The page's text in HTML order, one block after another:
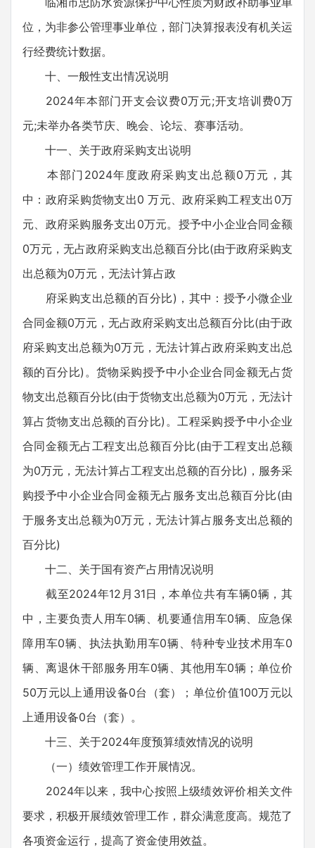
位，为非参公管理事业单位，部门决算报表没有机关运
行经费统计数据。
十、一般性支出情况说明
2024年本部门开支会议费0万元;开支培训费0万
元;未举办各类节庆、晚会、论坛、赛事活动。
十一、关于政府采购支出说明
本部门2024年度政府采购支出总额0万元，其
中：政府采购货物支出0 万元、政府采购工程支出0万
元、政府采购服务支出0万元。授予中小企业合同金额
0万元，无占政府采购支出总额百分比(由于政府采购支
出总额为0万元，无法计算占政
府采购支出总额的百分比)，其中：授予小微企业
合同金额0万元，无占政府采购支出总额百分比(由于政
府采购支出总额为0万元，无法计算占政府采购支出总
额的百分比)。货物采购授予中小企业合同金额无占货
物支出总额百分比(由于货物支出总额为0万元，无法计
算占货物支出总额的百分比)。工程采购授予中小企业
合同金额无占工程支出总额百分比(由于工程支出总额
为0万元，无法计算占工程支出总额的百分比)，服务采
购授予中小企业合同金额无占服务支出总额百分比(由
于服务支出总额为0万元，无法计算占服务支出总额的
百分比)
十二、关于国有资产占用情况说明
截至2024年12月31日，本单位共有车辆0辆，其
中，主要负责人用车0辆、机要通信用车0辆、应急保
障用车0辆、执法执勤用车0辆、特种专业技术用车0
辆、离退休干部服务用车0辆、其他用车0辆；单位价
50万元以上通用设备0台（套）；单位价值100万元以
上通用设备0台（套）。
十三、关于2024年度预算绩效情况的说明
（一）绩效管理工作开展情况。
2024年以来，我中心按照上级绩效评价相关文件
要求，积极开展绩效管理工作，群众满意度高。规范了
各项资金运行，提高了资金使用效益。